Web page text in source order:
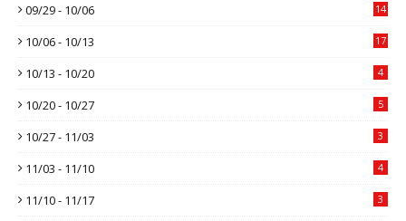
09/29 - 10/06 14
10/06 - 10/13 17
10/13 - 10/20 4
10/20 - 10/27 5
10/27 - 11/03 3
11/03 - 11/10 4
11/10 - 11/17 3